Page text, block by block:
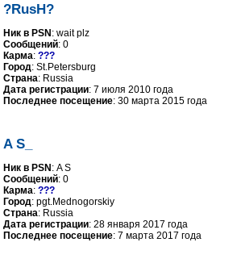
?RusH?
Ник в PSN : wait plz
Сообщений: 0
Карма: ???
Город: St.Petersburg
Страна: Russia
Дата регистрации: 7 июля 2010 года
Последнее посещение: 30 марта 2015 года
A S_
Ник в PSN : A S
Сообщений: 0
Карма: ???
Город: pgt.Mednogorskiy
Страна: Russia
Дата регистрации: 28 января 2017 года
Последнее посещение: 7 марта 2017 года